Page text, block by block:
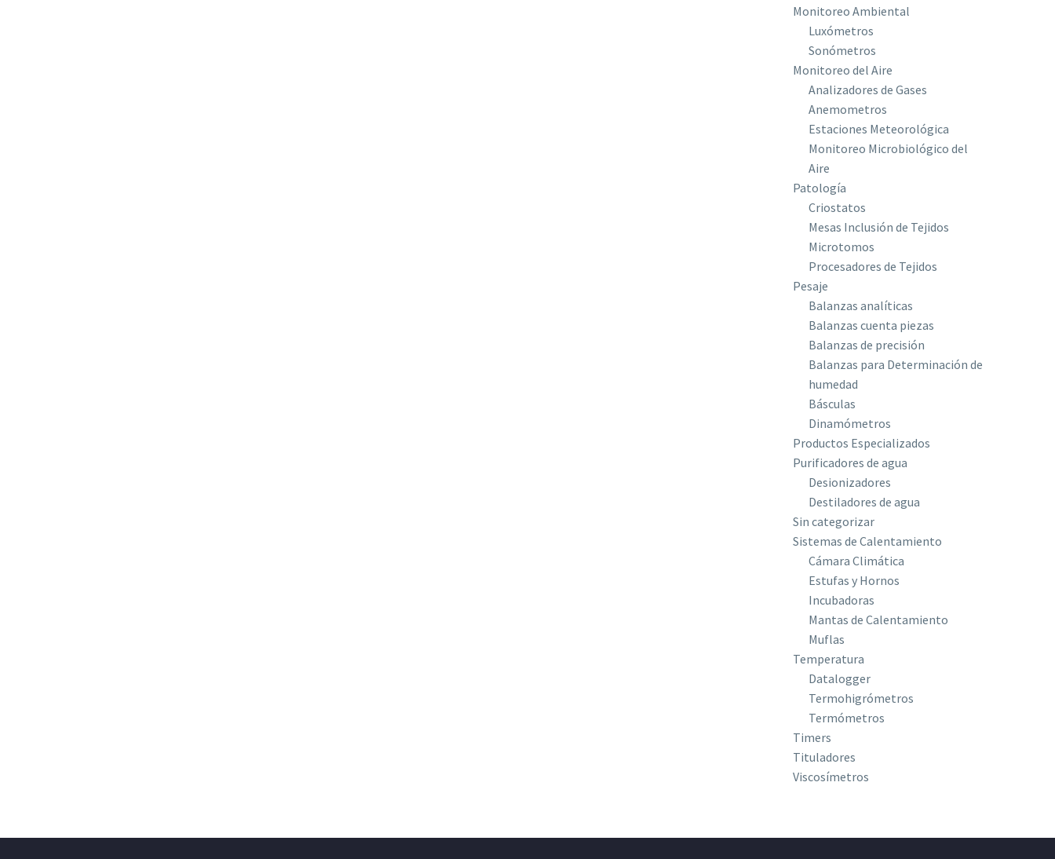
Monitoreo Ambiental
Luxómetros
Sonómetros
Monitoreo del Aire
Analizadores de Gases
Anemometros
Estaciones Meteorológica
Monitoreo Microbiológico del
Aire
Patología
Criostatos
Mesas Inclusión de Tejidos
Microtomos
Procesadores de Tejidos
Pesaje
Balanzas analíticas
Balanzas cuenta piezas
Balanzas de precisión
Balanzas para Determinación de
humedad
Básculas
Dinamómetros
Productos Especializados
Purificadores de agua
Desionizadores
Destiladores de agua
Sin categorizar
Sistemas de Calentamiento
Cámara Climática
Estufas y Hornos
Incubadoras
Mantas de Calentamiento
Muflas
Temperatura
Datalogger
Termohigrómetros
Termómetros
Timers
Tituladores
Viscosímetros